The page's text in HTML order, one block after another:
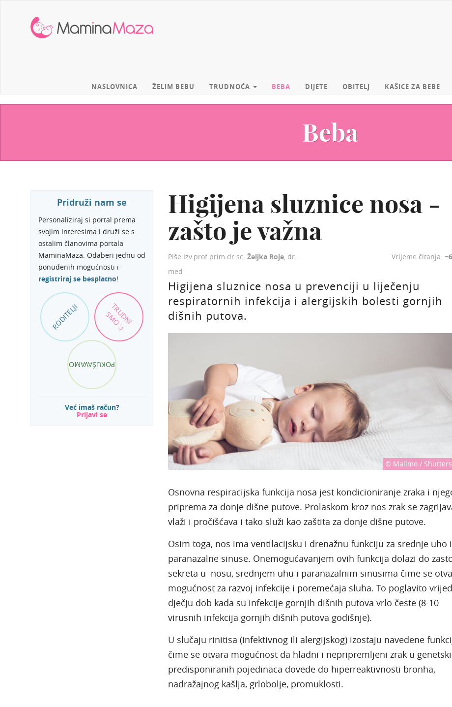
MaminaMaza
NASLOVNICA ŽELIM BEBU TRUDNOĆA BEBA DIJETE OBITELJ KAŠICE ZA BEBE
Beba
Pridruži nam se
Personaliziraj si portal prema
svojim interesima i druži se s
ostalim članovima portala
MaminaMaza. Odaberi jednu od
ponuđenih mogućnosti i
registriraj se besplatno!
RODITELJI TRUDNI
SMO :)
POKUŠAVAMO
Već imaš račun?
Prijavi se
Higijena sluznice nosa -
zašto je važna
Piše Izv.prof.prim.dr.sc. Željka Roje, dr.
med
Vrijeme čitanja:
Higijena sluznice nosa u prevenciji u liječenju
respiratornih infekcija i alergijskih bolesti gornjih
dišnih putova.
© Mallmo /
Osnovna respiracijska funkcija nosa jest kondicioniranje zraka i
priprema za donje dišne putove. Prolaskom kroz nos zrak se
vlaži i pročišćava i tako služi kao zaštita za donje dišne putove.
Osim toga, nos ima ventilacijsku i drenažnu funkciju za srednje uho i
paranazalne sinuse. Onemogućavanjem ovih funkcija dolazi do
sekreta u nosu, srednjem uhu i paranazalnim sinusima čime se
mogućnost za razvoj infekcije i poremećaja sluha. To poglavito
dječju dob kada su infekcije gornjih dišnih putova vrlo česte (8-10
virusnih infekcija gornjih dišnih putova godišnje).
U slučaju rinitisa (infektivnog ili alergijskog) izostaju navedene
čime se otvara mogućnost da hladni i nepripremljeni zrak u genetski
predisponiranih pojedinaca dovede do hiperreaktivnosti bronha,
nadražajnog kašlja, grlobolje, promuklosti.